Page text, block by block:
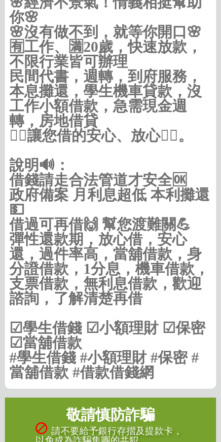
你🌸
🌸沒有做不到，就等你開口🌸
🈶️工作、🈵️20歲，快速放款，
不限行業皆可辦理
民間代書，週轉，到府服務，
本息攤還，學生機車貸款，沒
工作小額借款，急需現金週
轉，房地借貸
👍🏼讓您借的安心、放心👍🏼。
說明🔊：
借錢請走合法管道才安全🆗
政府備案 月利息超低 本利攤還
💵
借過可再借🙌 幫您渡難關💪
彈性還款期，放心借，安心
還，過件率高，當舖借款，身
分證借款，1分息，機車借款，
支票借款，無利息借款，歡迎
諮詢，了解清楚再借
☑學生借錢 ☑小額理財 ☑保密
☑當舖借款
#學生借錢 #小額理財 #保密 #
當舖借款 #借款借錢網
敬請慎防詐騙
請不要給予銀行存摺及提款卡，